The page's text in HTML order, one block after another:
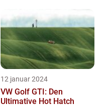
12 januar 2024
VW Golf GTI: Den
Ultimative Hot Hatch